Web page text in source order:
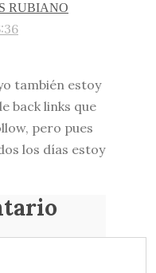
RUBIANO
también estoy
back links que
pero pues
los días estoy